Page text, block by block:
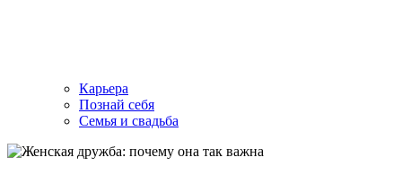
Карьера
Познай себя
Семья и свадьба